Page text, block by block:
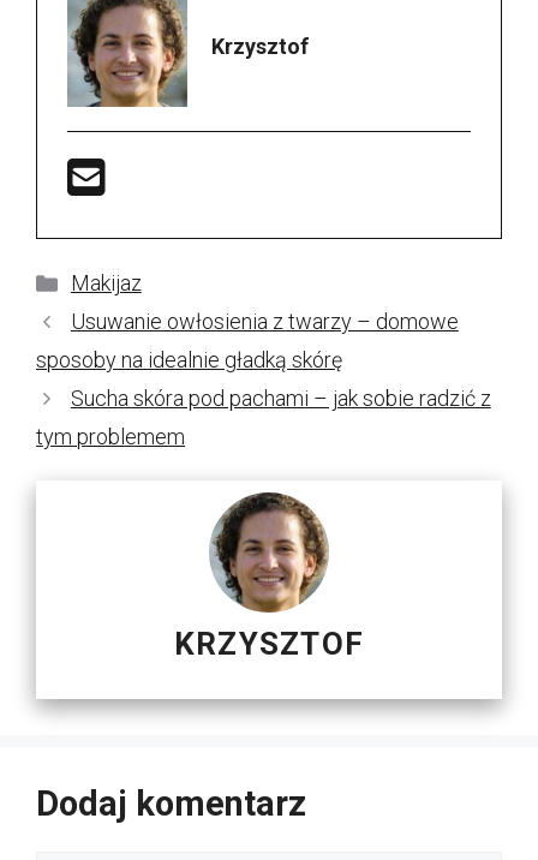
Krzysztof
Kategorie
Makijaz
Usuwanie owłosienia z twarzy – domowe
sposoby na idealnie gładką skórę
Sucha skóra pod pachami – jak sobie radzić z
tym problemem
KRZYSZTOF
Dodaj komentarz